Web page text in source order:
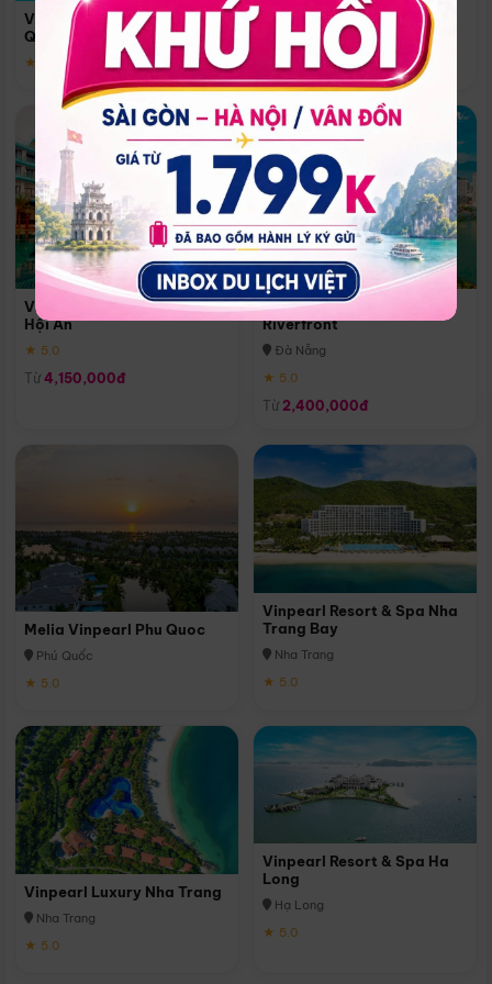
Vinpearl Resort & Spa Phu
Quoc
★ 5.0
Quoc
Phú Quốc
★ 5.0
Vinpearl Resort & Golf Nam
Hội An
★ 5.0
Từ 4,150,000đ
Melia Vinpearl Danang
Riverfront
Đà Nẵng
★ 5.0
Từ 2,400,000đ
Melia Vinpearl Phu Quoc
Phú Quốc
★ 5.0
Vinpearl Resort & Spa Nha
Trang Bay
Nha Trang
★ 5.0
Vinpearl Luxury Nha Trang
Nha Trang
★ 5.0
Vinpearl Resort & Spa Ha
Long
Hạ Long
★ 5.0